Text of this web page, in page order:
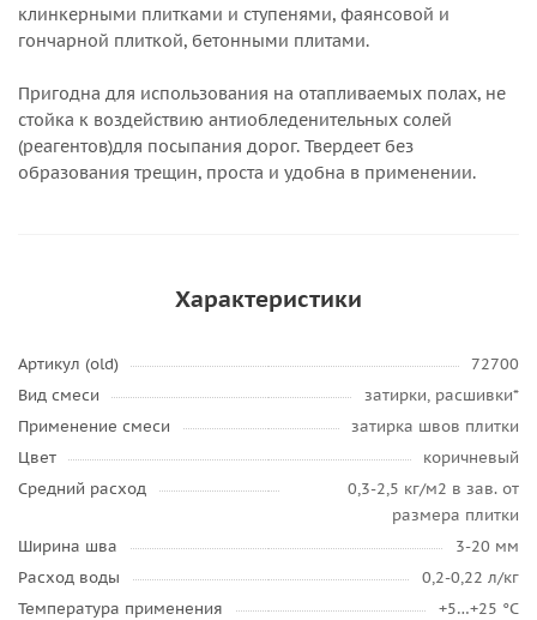
клинкерными плитками и ступенями, фаянсовой и
гончарной плиткой, бетонными плитами.
Пригодна для использования на отапливаемых полах, не
стойка к воздействию антиобледенительных солей
(реагентов)для посыпания дорог. Твердеет без
образования трещин, проста и удобна в применении.
Характеристики
Артикул (old)
72700
Вид смеси
затирки, расшивки*
Применение смеси
затирка швов плитки
Цвет
коричневый
Средний расход
0,3-2,5 кг/м2 в зав. от
размера плитки
Ширина шва
3-20 мм
Расход воды
0,2-0,22 л/кг
Температура применения
+5…+25 °C